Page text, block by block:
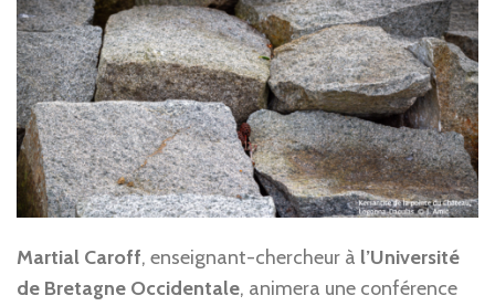
Martial Caroff, enseignant-chercheur à l’Université
de Bretagne Occidentale, animera une conférence